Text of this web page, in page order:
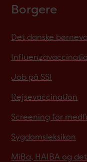
Borgere
Det danske
Job på SSI
Rejsevaccination
Screening for
Sygdomsleksikon
MiBa, HAIBA og